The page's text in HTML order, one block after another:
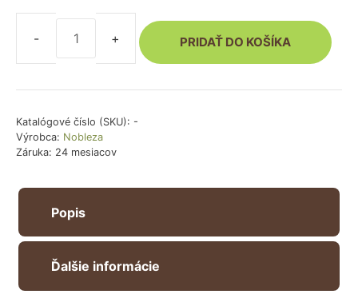
množstvo
Postroj
light
PRIDAŤ DO KOŠÍKA
Katalógové číslo (SKU): -
Výrobca: Nobleza
Záruka: 24 mesiacov
Popis
Ďalšie informácie